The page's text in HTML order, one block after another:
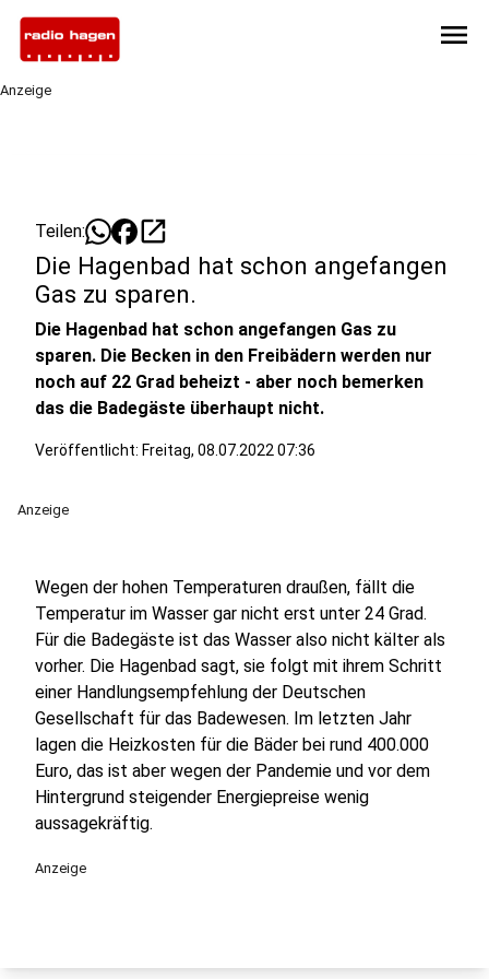
menu
Anzeige
Teilen: open_in_new
Die Hagenbad hat schon angefangen
Gas zu sparen.
Die Hagenbad hat schon angefangen Gas zu
sparen. Die Becken in den Freibädern werden nur
noch auf 22 Grad beheizt - aber noch bemerken
das die Badegäste überhaupt nicht.
Veröffentlicht: Freitag, 08.07.2022 07:36
Anzeige
Wegen der hohen Temperaturen draußen, fällt die
Temperatur im Wasser gar nicht erst unter 24 Grad.
Für die Badegäste ist das Wasser also nicht kälter als
vorher. Die Hagenbad sagt, sie folgt mit ihrem Schritt
einer Handlungsempfehlung der Deutschen
Gesellschaft für das Badewesen. Im letzten Jahr
lagen die Heizkosten für die Bäder bei rund 400.000
Euro, das ist aber wegen der Pandemie und vor dem
Hintergrund steigender Energiepreise wenig
aussagekräftig.
Anzeige